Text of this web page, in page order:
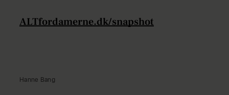
ALTfordamerne.dk/snapshot
Hanne Bang